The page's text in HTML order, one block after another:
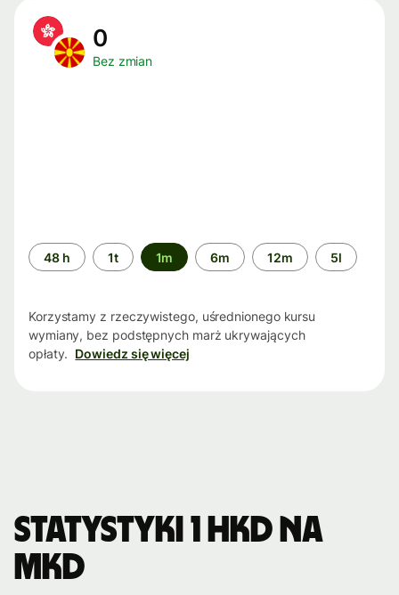
0
Bez zmian
Przedział
czasu
48 h 1t 1m 6m 12m 5l
Korzystamy z rzeczywistego, uśrednionego kursu
wymiany, bez podstępnych marż ukrywających
opłaty. Dowiedz się więcej
Statystyki 1 HKD na
MKD